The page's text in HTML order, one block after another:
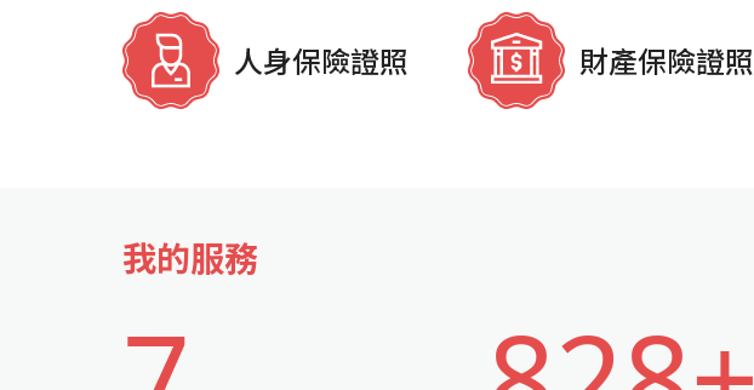
人身保險證照 財產保險證照
我的服務